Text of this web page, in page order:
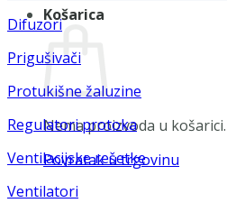
Košarica
Nema proizvoda u košarici.
Povratak u trgovinu
Difuzori
Prigušivači
Protukišne žaluzine
Regulatori protoka
Ventilacijske rešetke
Ventilatori